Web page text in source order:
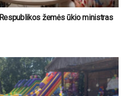
žemės ūkio ministras